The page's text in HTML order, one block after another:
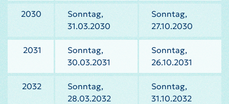
2030
Sonntag,
31.03.2030
Sonntag,
27.10.2030
2031
Sonntag,
30.03.2031
Sonntag,
26.10.2031
2032
Sonntag,
28.03.2032
Sonntag,
31.10.2032